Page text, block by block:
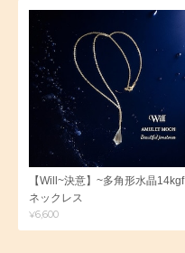
【Will~決意】~多角形水晶14kgf
ネックレス
¥6,600